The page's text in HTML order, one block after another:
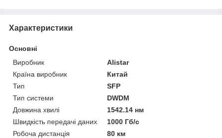
Характеристики
Основні
Виробник
Alistar
Країна виробник
Китай
Тип
SFP
Тип системи
DWDM
Довжина хвилі
1542.14 нм
Швидкість передачі даних
1000 Гб/с
Робоча дистанція
80 км